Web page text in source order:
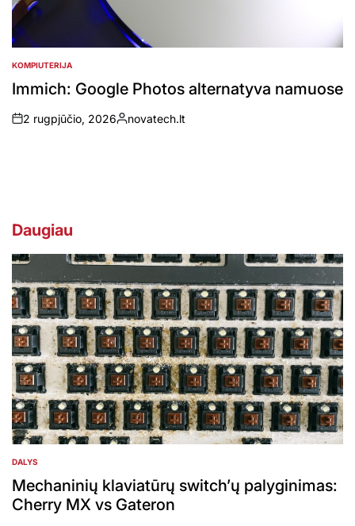
POSTED
IN
KOMPIUTERIJA
Immich: Google Photos alternatyva namuose
on
2 rugpjūčio, 2026
Posted
novatech.lt
Daugiau
POSTED
IN
DALYS
Mechaninių klaviatūrų switch’ų palyginimas:
Cherry MX vs Gateron